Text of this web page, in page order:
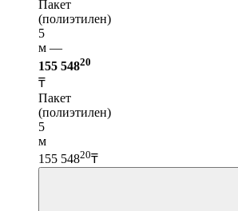
Пакет
(полиэтилен)
5
м —
155 54820
₸
Пакет
(полиэтилен)
5
м
155 54820₸